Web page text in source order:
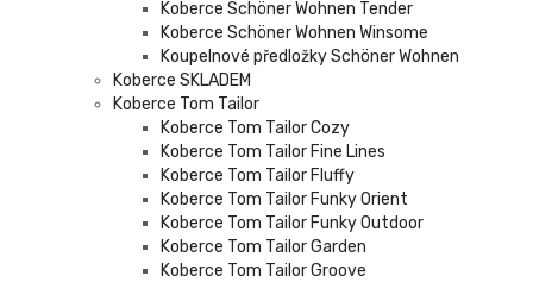
Koberce Schöner Wohnen Tender
Koberce Schöner Wohnen Winsome
Koupelnové předložky Schöner Wohnen
Koberce SKLADEM
Koberce Tom Tailor
Koberce Tom Tailor Cozy
Koberce Tom Tailor Fine Lines
Koberce Tom Tailor Fluffy
Koberce Tom Tailor Funky Orient
Koberce Tom Tailor Funky Outdoor
Koberce Tom Tailor Garden
Koberce Tom Tailor Groove